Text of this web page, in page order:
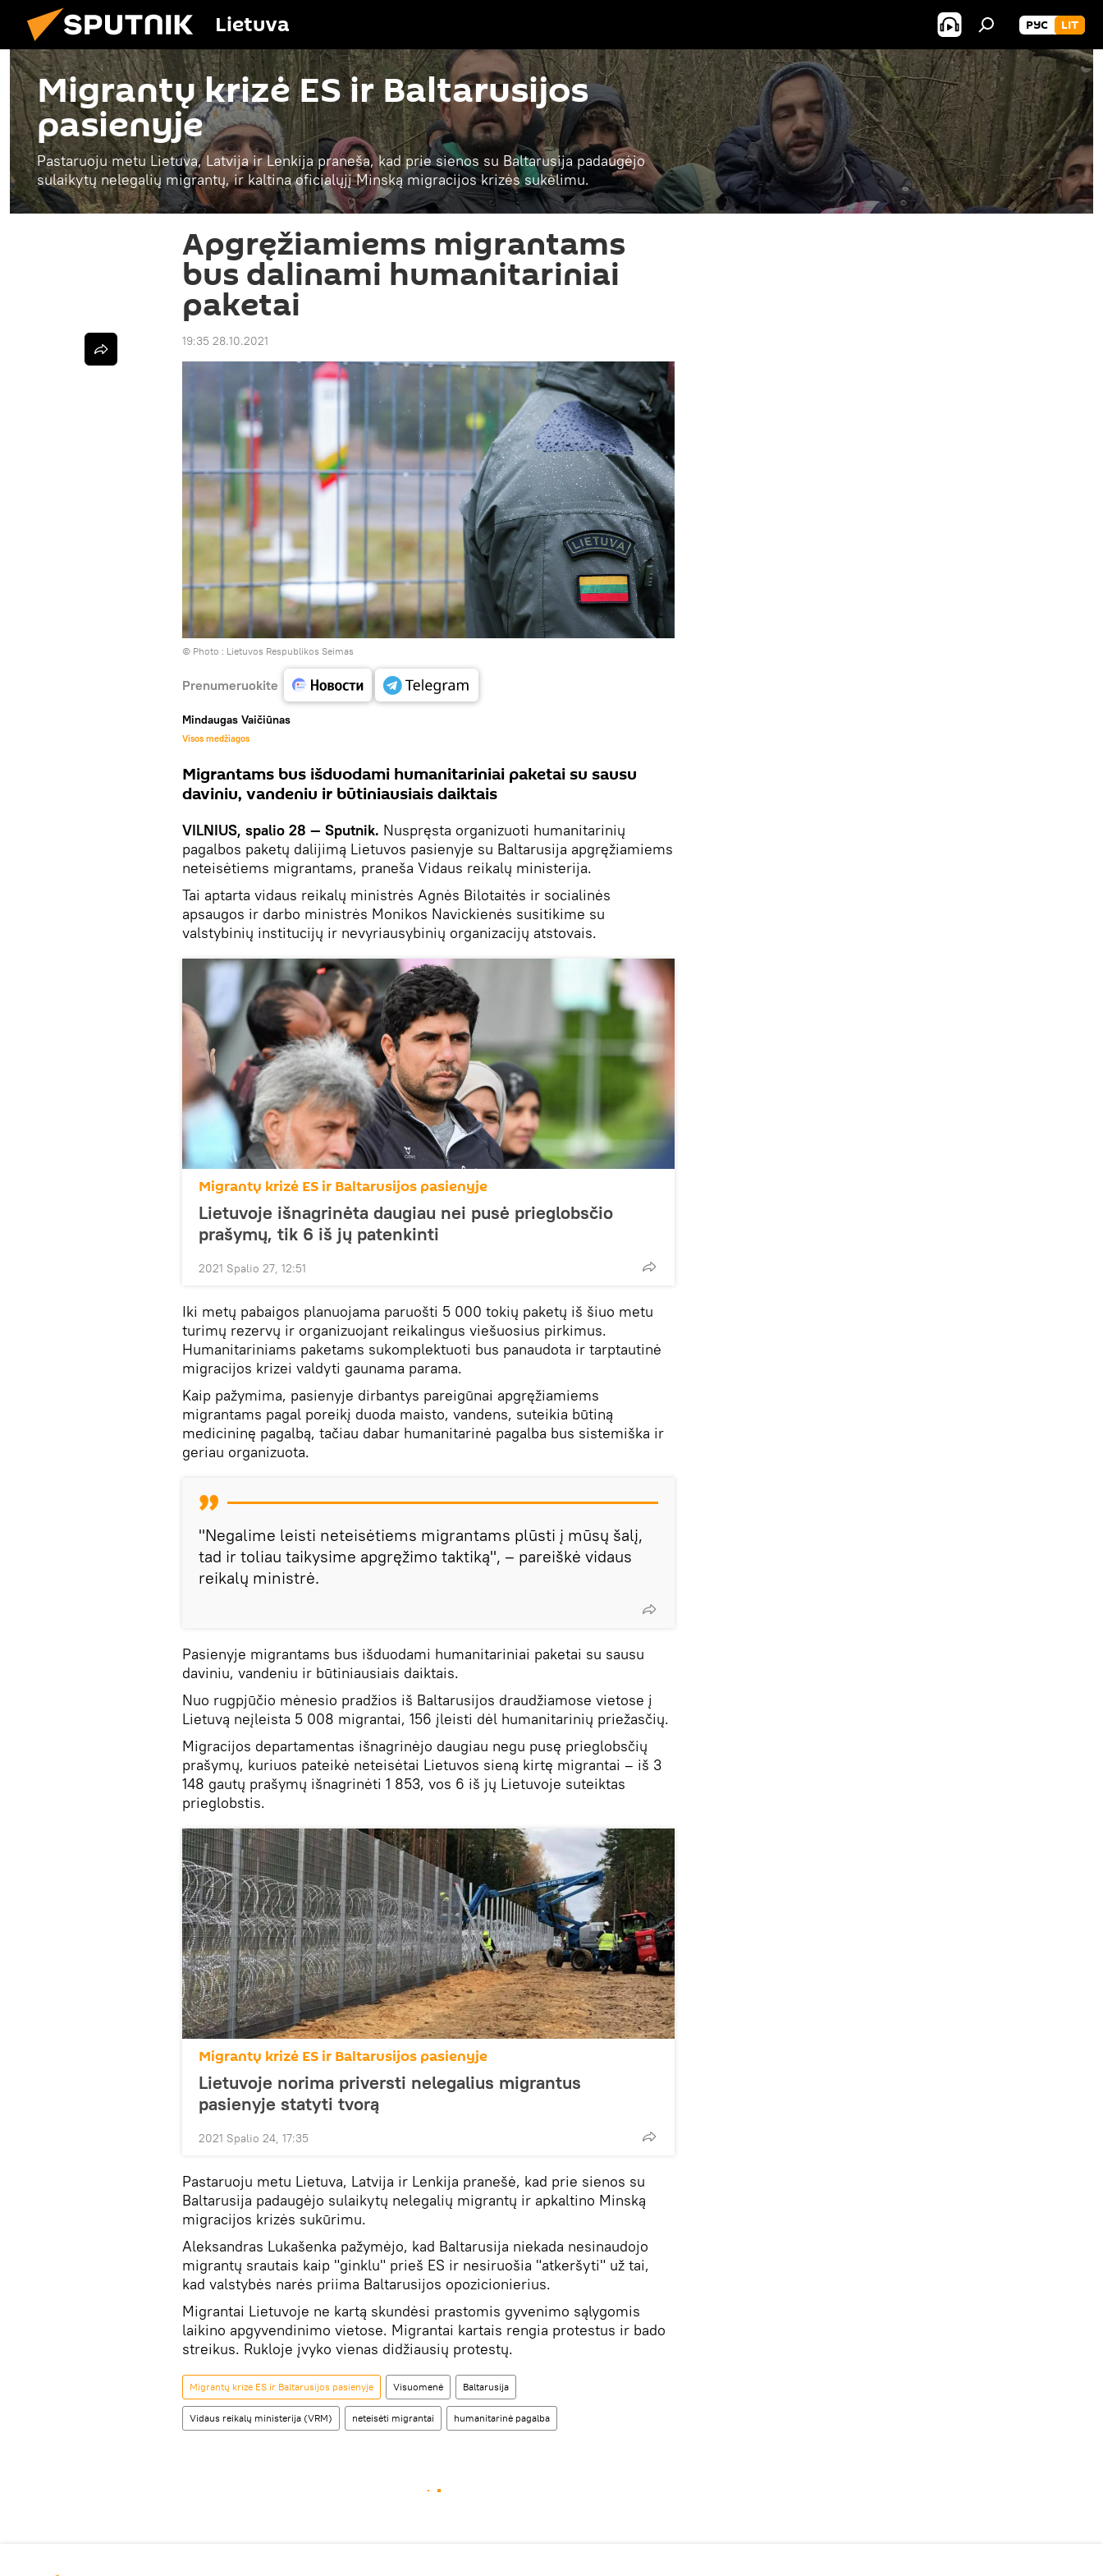
Lietuva РУС LIT
Migrantų krizė ES ir Baltarusijos
pasienyje
Pastaruoju metu Lietuva, Latvija ir Lenkija praneša, kad prie sienos su Baltarusija padaugėjo
sulaikytų nelegalių migrantų, ir kaltina oficialųjį Minską migracijos krizės sukėlimu.
Apgręžiamiems migrantams
bus dalinami humanitariniai
paketai
19:35 28.10.2021
© Photo : Lietuvos Respublikos Seimas
Prenumeruokite
Mindaugas Vaičiūnas
Visos medžiagos
Migrantams bus išduodami humanitariniai paketai su sausu
daviniu, vandeniu ir būtiniausiais daiktais
VILNIUS, spalio 28 — Sputnik. Nuspręsta organizuoti humanitarinių
pagalbos paketų dalijimą Lietuvos pasienyje su Baltarusija apgręžiamiems
neteisėtiems migrantams, praneša Vidaus reikalų ministerija.
Tai aptarta vidaus reikalų ministrės Agnės Bilotaitės ir socialinės
apsaugos ir darbo ministrės Monikos Navickienės susitikime su
valstybinių institucijų ir nevyriausybinių organizacijų atstovais.
Migrantų krizė ES ir Baltarusijos pasienyje
Lietuvoje išnagrinėta daugiau nei pusė prieglobsčio
prašymų, tik 6 iš jų patenkinti
2021 Spalio 27, 12:51
Iki metų pabaigos planuojama paruošti 5 000 tokių paketų iš šiuo metu
turimų rezervų ir organizuojant reikalingus viešuosius pirkimus.
Humanitariniams paketams sukomplektuoti bus panaudota ir tarptautinė
migracijos krizei valdyti gaunama parama.
Kaip pažymima, pasienyje dirbantys pareigūnai apgręžiamiems
migrantams pagal poreikį duoda maisto, vandens, suteikia būtiną
medicininę pagalbą, tačiau dabar humanitarinė pagalba bus sistemiška ir
geriau organizuota.
"Negalime leisti neteisėtiems migrantams plūsti į mūsų šalį,
tad ir toliau taikysime apgręžimo taktiką", – pareiškė vidaus
reikalų ministrė.
Pasienyje migrantams bus išduodami humanitariniai paketai su sausu
daviniu, vandeniu ir būtiniausiais daiktais.
Nuo rugpjūčio mėnesio pradžios iš Baltarusijos draudžiamose vietose į
Lietuvą neįleista 5 008 migrantai, 156 įleisti dėl humanitarinių priežasčių.
Migracijos departamentas išnagrinėjo daugiau negu pusę prieglobsčių
prašymų, kuriuos pateikė neteisėtai Lietuvos sieną kirtę migrantai – iš 3
148 gautų prašymų išnagrinėti 1 853, vos 6 iš jų Lietuvoje suteiktas
prieglobstis.
Migrantų krizė ES ir Baltarusijos pasienyje
Lietuvoje norima priversti nelegalius migrantus
pasienyje statyti tvorą
2021 Spalio 24, 17:35
Pastaruoju metu Lietuva, Latvija ir Lenkija pranešė, kad prie sienos su
Baltarusija padaugėjo sulaikytų nelegalių migrantų ir apkaltino Minską
migracijos krizės sukūrimu.
Aleksandras Lukašenka pažymėjo, kad Baltarusija niekada nesinaudojo
migrantų srautais kaip "ginklu" prieš ES ir nesiruošia "atkeršyti" už tai,
kad valstybės narės priima Baltarusijos opozicionierius.
Migrantai Lietuvoje ne kartą skundėsi prastomis gyvenimo sąlygomis
laikino apgyvendinimo vietose. Migrantai kartais rengia protestus ir bado
streikus. Rukloje įvyko vienas didžiausių protestų.
Migrantų krizė ES ir Baltarusijos pasienyje Visuomenė Baltarusija
Vidaus reikalų ministerija (VRM) neteisėti migrantai humanitarinė pagalba